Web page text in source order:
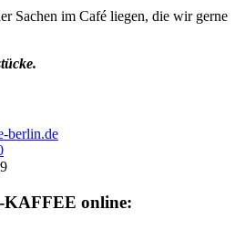
Sachen im Café liegen, die wir gerne
berlin.de
online: